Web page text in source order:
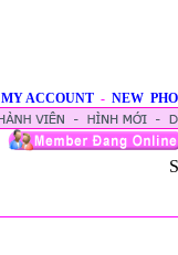
MY ACCOUNT - NEW